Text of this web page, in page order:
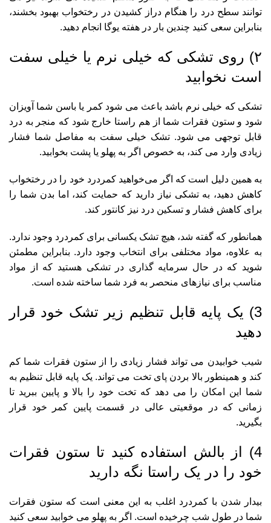
توانند سطح درد را هنگام دراز کشیدن در رختخواب بهبود بخشند،
بنابراین سعی کنید چندین بار در هفته یوگا انجام دهید.
۲) روی تشکی که خیلی نرم یا خیلی سفت
است نخوابید
تشکی که خیلی نرم باشد باعث می شود کمر یا باسن شما آویزان
شود و ستون فقرات شما از هم راستا خارج شود که منجر به درد
قابل توجهی می شود. تشک خیلی سفت به مفاصل شما فشار
زیادی وارد می کند، به خصوص اگر به پهلو یا پشت بخوابید.
به همین دلیل است که اگر می‌خواهید کمردرد خود را در رختخواب
کاهش دهید، به تشکی نیاز دارید که حمایت کند، اما بدن شما را
برای کاهش فشار و تسکین درد نیز کانتور کند.
همانطور که گفته شد، هیچ تشک یکسانی برای کمردرد وجود ندارد.
به علاوه، مواد مختلفی برای انتخاب وجود دارد. بنابراین مطمئن
شوید که در حال سرمایه گذاری در تشکی هستید که از مواد
مناسب برای نیازهای منحصر به فرد شما ساخته شده است.
3) یک پایه قابل تنظیم زیر تشک خود قرار
دهید
شیب خوابیدن می تواند فشار زیادی را از ستون فقرات شما کم
کند و همینطور بالا بردن پای تخت می تواند. یک پایه قابل تنظیم به
شما این امکان را می دهد که تخت خود را بالا و پایین ببرید تا
زمانی که در موقعیتی عالی در قسمت پایین کمر خود قرار
بگیرید.
4) از بالش استفاده کنید تا ستون فقرات
خود را در یک راستا نگه دارید
بیدار شدن با کمردرد اغلب به این معنی است که ستون فقرات
شما در طول شب چرخیده است. اگر به پهلو می خوابید سعی کنید